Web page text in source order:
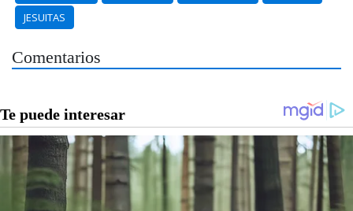
JESUITAS
Comentarios